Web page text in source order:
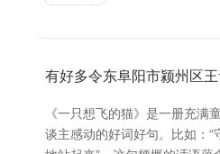
有好多令东阜阳市颍州区
《一只想飞的猫》是一册充
谈主感动的好词好句。比如：